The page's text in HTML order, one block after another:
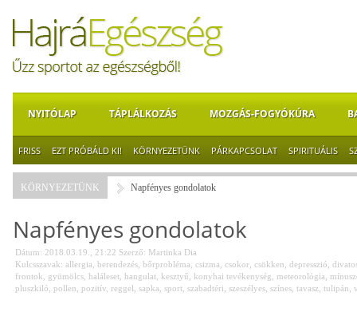
NYITÓLAP TÁPLÁLKOZÁS MOZGÁS-FOGYÓKÚRA
FRISS EZT PRÓBÁLD KI! KÖRNYEZETÜNK PÁRKAPCSOLAT SPIRITUÁLIS
KÖRNYEZETÜNK Napfényes gondolatok
Napfényes gondolatok
Dátum: 2018.03.19., 21:22 Szerző: Martinka Dia
Kulcsszavak: allergia berendezés bőrprobléma csizma csokor csökken depresszió
frontok
gyümölcs haláleset hangulat kesztyű konyhai tevékenység meteorológia
pluszkiló pollen pozitív reggel sapka sport szabadtéri szeszélyes színes tavasz tulipán